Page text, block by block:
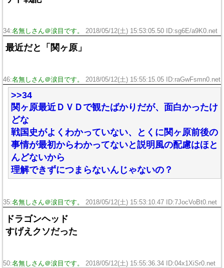
34:名無しさん＠涙目です。 2018/05/12(土) 15:53:05.50 ID:sg6E/a9K0.net
最近だと「関ヶ原」
46:名無しさん＠涙目です。 2018/05/12(土) 15:55:15.05 ID:raGwFsmn0.net
>>34
関ヶ原最近ＤＶＤで観たばかりだが、面白かったけ
どな
戦国史がよくわかっていない、とくに関ヶ原前後の
事情が最初からわかってないと説明風の配慮はほと
んどないから
理解できずにつまらないんじゃないの？
35:名無しさん＠涙目です。 2018/05/12(土) 15:53:10.47 ID:7JocVoBt0.net
ドラゴンヘッド
すげえクソだった
50:名無しさん＠涙目です。 2018/05/12(土) 15:55:36.34 ID:04x1XiSr0.net